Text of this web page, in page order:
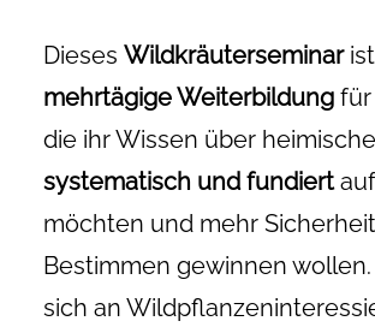
Dieses Wildkräuterseminar
mehrtägige Weiterbildung für
die ihr Wissen über
systematisch und fundiert
möchten und mehr
Bestimmen gewinnen
sich an